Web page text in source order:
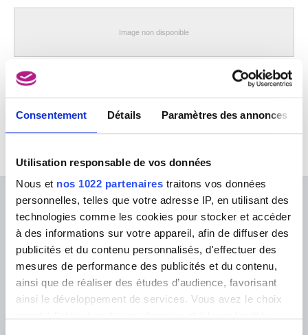
Consentement Détails Paramètres des annonces
Utilisation responsable de vos données
Nous et nos 1022 partenaires traitons vos données
personnelles, telles que votre adresse IP, en utilisant des
technologies comme les cookies pour stocker et accéder
à des informations sur votre appareil, afin de diffuser des
publicités et du contenu personnalisés, d'effectuer des
mesures de performance des publicités et du contenu,
ainsi que de réaliser des études d’audience, favorisant
ainsi le développement de services. Vous avez le choix
Image non disponible
Jean de Bologne
Pietro Tacca
À PROPOS DES MUSÉES
FAQ I Foire aux questions
Infos pratiques
Tickets
Aux Musées
Événements
Recherche
La bibliothèque
Publications
Service photographique
Archives
en Belgique